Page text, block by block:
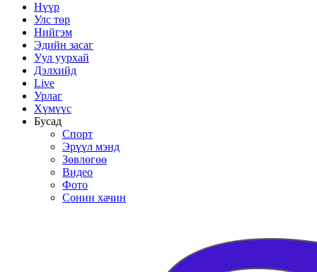
Нүүр
Улс төр
Нийгэм
Эдийн засаг
Уул уурхай
Дэлхийд
Live
Урлаг
Хүмүүс
Бусад
Спорт
Эрүүл мэнд
Зөвлөгөө
Видео
Фото
Сонин хачин